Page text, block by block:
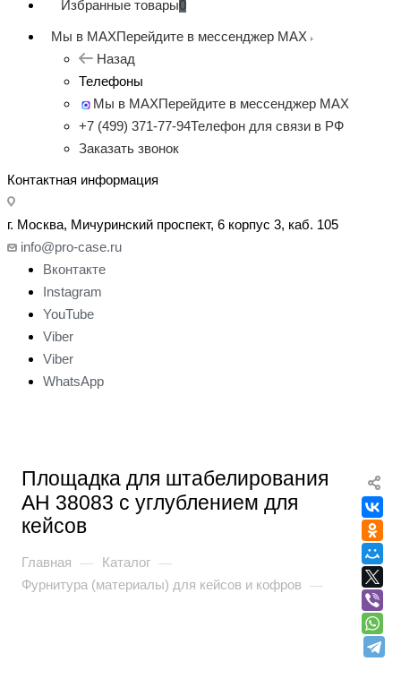
Избранные товары0
Мы в MAXПерейдите в мессенджер MAX
Назад
Телефоны
Мы в MAXПерейдите в мессенджер MAX
+7 (499) 371-77-94Телефон для связи в РФ
Заказать звонок
Контактная информация
г. Москва, Мичуринский проспект, 6 корпус 3, каб. 105
info@pro-case.ru
Вконтакте
Instagram
YouTube
Viber
Viber
WhatsApp
Площадка для штабелирования
AH 38083 с углублением для
кейсов
Главная — Каталог —
Фурнитура (материалы) для кейсов и кофров —